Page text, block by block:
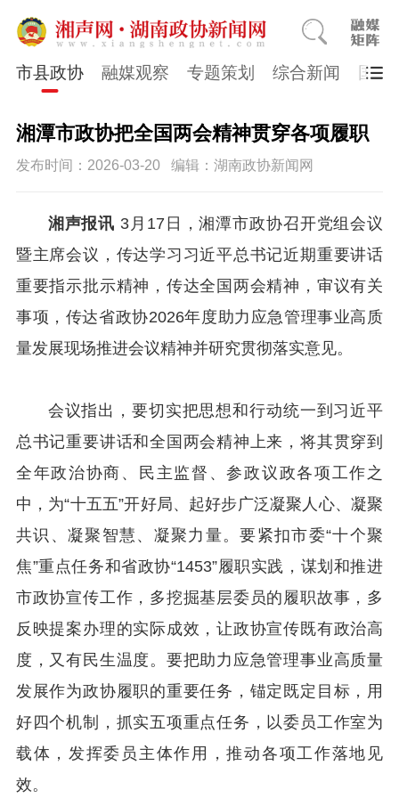
市县政协 融媒观察 专题策划 综合新闻 国医
湘潭市政协把全国两会精神贯穿各项履职
发布时间：2026-03-20 编辑：湖南政协新闻网
湘声报讯 3月17日，湘潭市政协召开党组会议
暨主席会议，传达学习习近平总书记近期重要讲话
重要指示批示精神，传达全国两会精神，审议有关
事项，传达省政协2026年度助力应急管理事业高质
量发展现场推进会议精神并研究贯彻落实意见。
会议指出，要切实把思想和行动统一到习近平
总书记重要讲话和全国两会精神上来，将其贯穿到
全年政治协商、民主监督、参政议政各项工作之
中，为“十五五”开好局、起好步广泛凝聚人心、凝聚
共识、凝聚智慧、凝聚力量。要紧扣市委“十个聚
焦”重点任务和省政协“1453”履职实践，谋划和推进
市政协宣传工作，多挖掘基层委员的履职故事，多
反映提案办理的实际成效，让政协宣传既有政治高
度，又有民生温度。要把助力应急管理事业高质量
发展作为政协履职的重要任务，锚定既定目标，用
好四个机制，抓实五项重点任务，以委员工作室为
载体，发挥委员主体作用，推动各项工作落地见
效。